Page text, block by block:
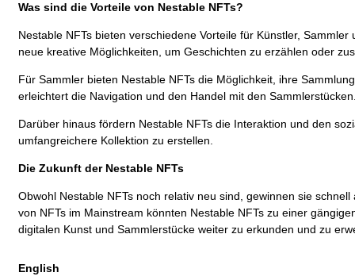
Was sind die Vorteile von Nestable NFTs?
Nestable NFTs bieten verschiedene Vorteile für Künstler,
neue kreative Möglichkeiten, um Geschichten zu erzählen oder
Für Sammler bieten Nestable NFTs die Möglichkeit, ihre
erleichtert die Navigation und den Handel mit den
Darüber hinaus fördern Nestable NFTs die Interaktion und den
umfangreichere Kollektion zu erstellen.
Die Zukunft der Nestable NFTs
Obwohl Nestable NFTs noch relativ neu sind, gewinnen sie
von NFTs im Mainstream könnten Nestable NFTs zu einer
digitalen Kunst und Sammlerstücke weiter zu erkunden und zu
English